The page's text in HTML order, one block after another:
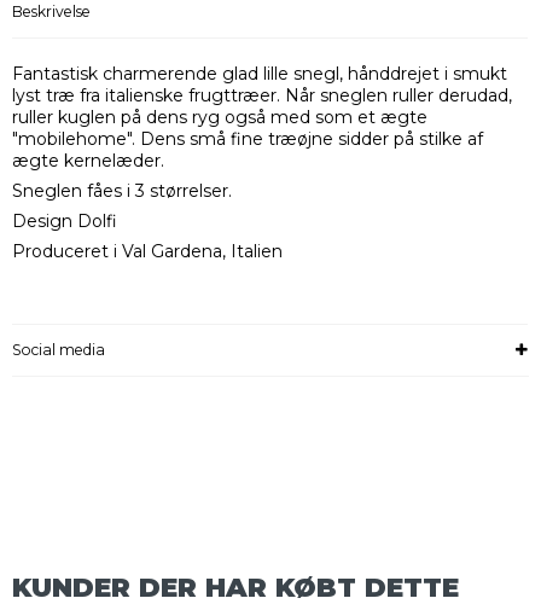
Beskrivelse
Fantastisk charmerende glad lille snegl, hånddrejet i smukt
lyst træ fra italienske frugttræer. Når sneglen ruller derudad,
ruller kuglen på dens ryg også med som et ægte
"mobilehome". Dens små fine træøjne sidder på stilke af
ægte kernelæder.
Sneglen fåes i 3 størrelser.
Design Dolfi
Produceret i Val Gardena, Italien
Social media
KUNDER DER HAR KØBT DETTE